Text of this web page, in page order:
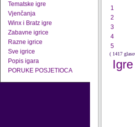
Tematske igre
Vjenčanja
Winx i Bratz igre
Zabavne igrice
Razne igrice
Sve igrice
Popis igara
PORUKE POSJETIOCA
1
2
3
4
5
( 1417